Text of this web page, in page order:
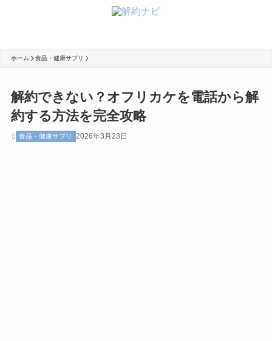
ホーム 食品・健康サプリ
解約できない？オフリカケを電話から解
約する方法を完全攻略
食品・健康サプリ 2026年3月23日